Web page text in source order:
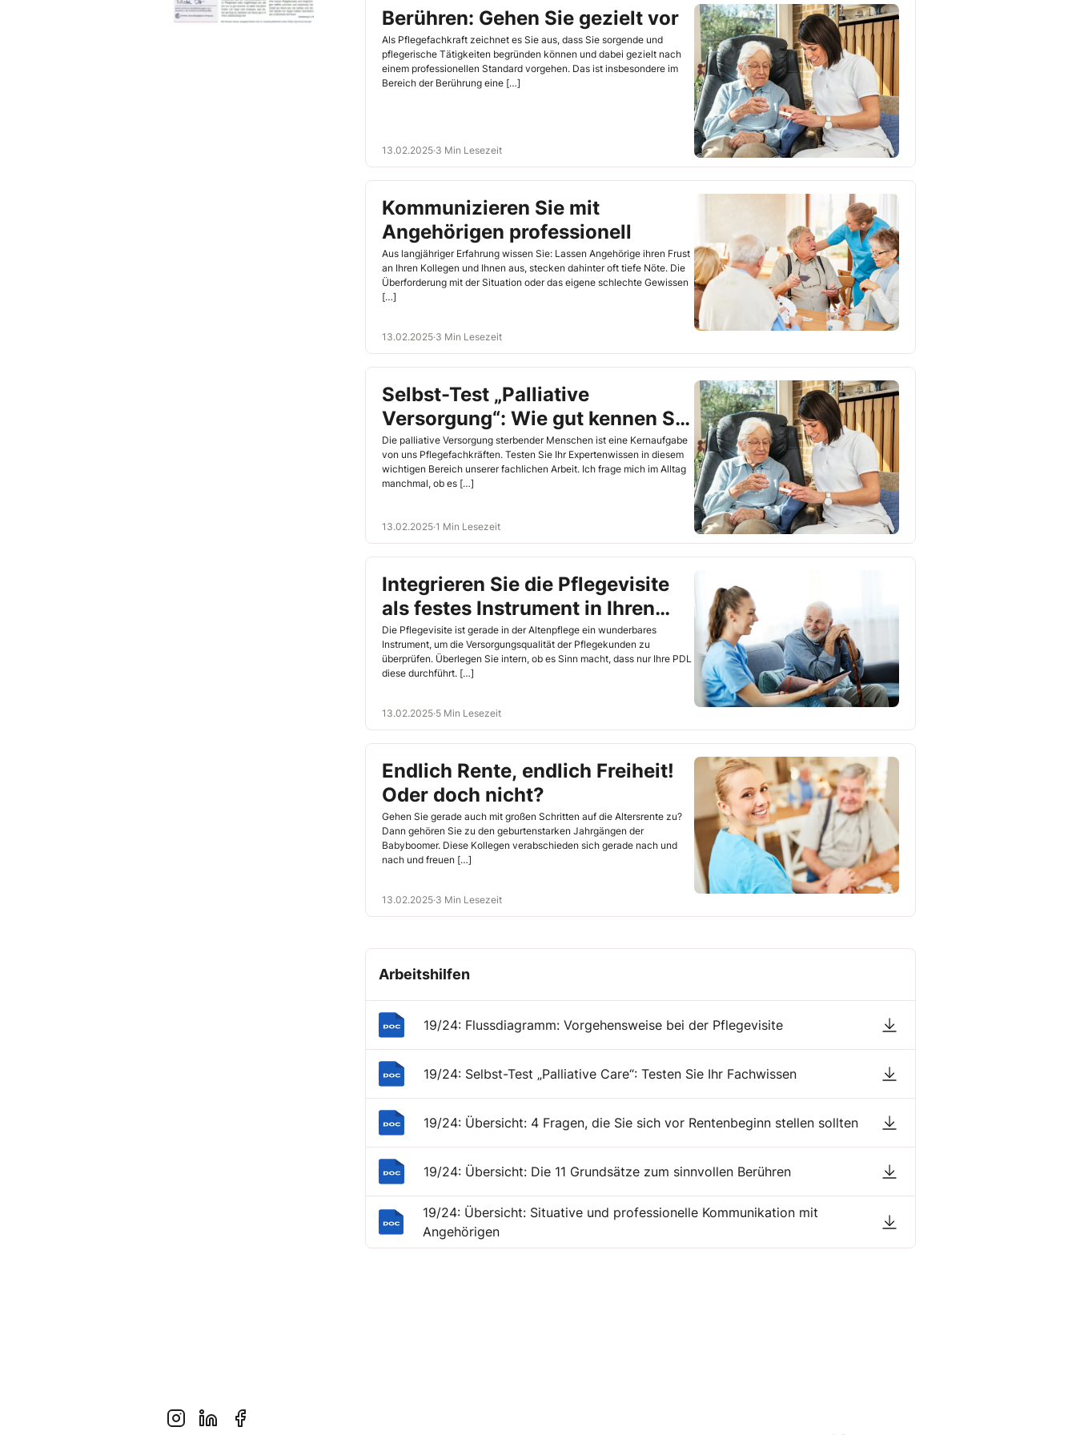
Berühren: Gehen Sie gezielt vor
Als Pflegefachkraft zeichnet es Sie aus, dass Sie sorgende und
pflegerische Tätigkeiten begründen können und dabei gezielt nach
einem professionellen Standard vorgehen. Das ist insbesondere im
Bereich der Berührung eine […]
13.02.2025·3 Min Lesezeit
Kommunizieren Sie mit
Angehörigen professionell
Aus langjähriger Erfahrung wissen Sie: Lassen Angehörige ihren Frust
an Ihren Kollegen und Ihnen aus, stecken dahinter oft tiefe Nöte. Die
Überforderung mit der Situation oder das eigene schlechte Gewissen
[…]
13.02.2025·3 Min Lesezeit
Selbst-Test „Palliative
Versorgung“: Wie gut kennen Sie
sich aus?
Die palliative Versorgung sterbender Menschen ist eine Kernaufgabe
von uns Pflegefachkräften. Testen Sie Ihr Expertenwissen in diesem
wichtigen Bereich unserer fachlichen Arbeit. Ich frage mich im Alltag
manchmal, ob es […]
13.02.2025·1 Min Lesezeit
Integrieren Sie die Pflegevisite
als festes Instrument in Ihren
Arbeitsalltag
Die Pflegevisite ist gerade in der Altenpflege ein wunderbares
Instrument, um die Versorgungsqualität der Pflegekunden zu
überprüfen. Überlegen Sie intern, ob es Sinn macht, dass nur Ihre PDL
diese durchführt. […]
13.02.2025·5 Min Lesezeit
Endlich Rente, endlich Freiheit!
Oder doch nicht?
Gehen Sie gerade auch mit großen Schritten auf die Altersrente zu?
Dann gehören Sie zu den geburtenstarken Jahrgängen der
Babyboomer. Diese Kollegen verabschieden sich gerade nach und
nach und freuen […]
13.02.2025·3 Min Lesezeit
Arbeitshilfen
19/24: Flussdiagramm: Vorgehensweise bei der Pflegevisite
19/24: Selbst-Test „Palliative Care“: Testen Sie Ihr Fachwissen
19/24: Übersicht: 4 Fragen, die Sie sich vor Rentenbeginn stellen sollten
19/24: Übersicht: Die 11 Grundsätze zum sinnvollen Berühren
19/24: Übersicht: Situative und professionelle Kommunikation mit
Angehörigen